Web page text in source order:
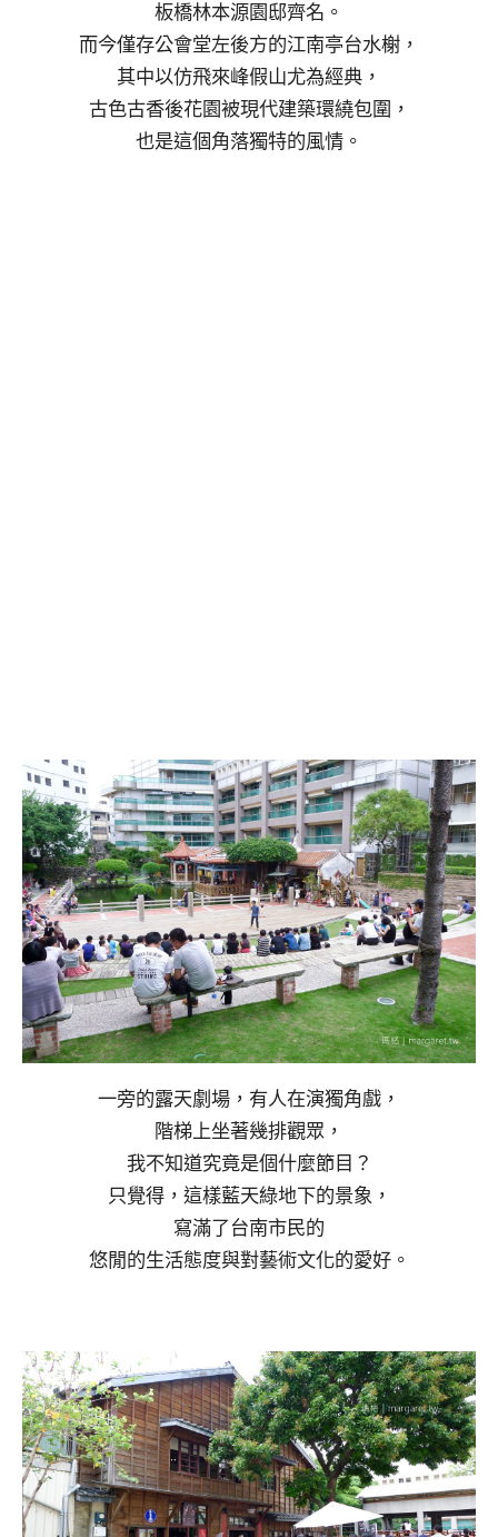
板橋林本源園邸齊名。
而今僅存公會堂左後方的江南亭台水榭，
其中以仿飛來峰假山尤為經典，
古色古香後花園被現代建築環繞包圍，
也是這個角落獨特的風情。
一旁的露天劇場，有人在演獨角戲，
階梯上坐著幾排觀眾，
我不知道究竟是個什麼節目？
只覺得，這樣藍天綠地下的景象，
寫滿了台南市民的
悠閒的生活態度與對藝術文化的愛好。